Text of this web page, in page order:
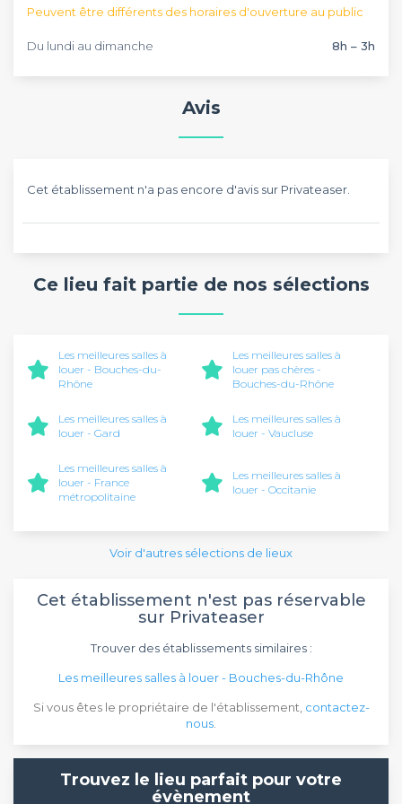
Peuvent être différents des horaires d'ouverture au public
Du lundi au dimanche 8h – 3h
Avis
Cet établissement n'a pas encore d'avis sur Privateaser.
Ce lieu fait partie de nos sélections
Les meilleures salles à
louer - Bouches-du-
Rhône
Les meilleures salles à
louer pas chères -
Bouches-du-Rhône
Les meilleures salles à
louer - Gard
Les meilleures salles à
louer - Vaucluse
Les meilleures salles à
louer - France
métropolitaine
Les meilleures salles à
louer - Occitanie
Voir d'autres sélections de lieux
Cet établissement n'est pas réservable
sur Privateaser
Trouver des établissements similaires :
Les meilleures salles à louer - Bouches-du-Rhône
Si vous êtes le propriétaire de l'établissement, contactez-
nous
Trouvez le lieu parfait pour votre
évènement